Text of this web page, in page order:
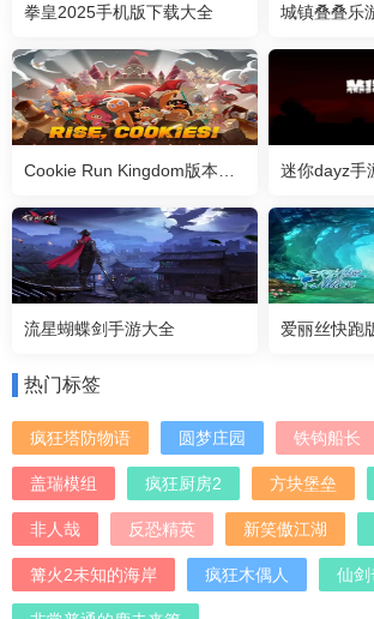
拳皇2025手机版下载大全 城镇叠叠乐
迷你dayz手
流星蝴蝶剑手游大全 爱丽丝快跑
热门标签
疯狂塔防物语 圆梦庄园 铁钩船长
盖瑞模组 疯狂厨房2 方块堡垒
非人哉 反恐精英 新笑傲江湖
篝火2未知的海岸 疯狂木偶人 仙剑